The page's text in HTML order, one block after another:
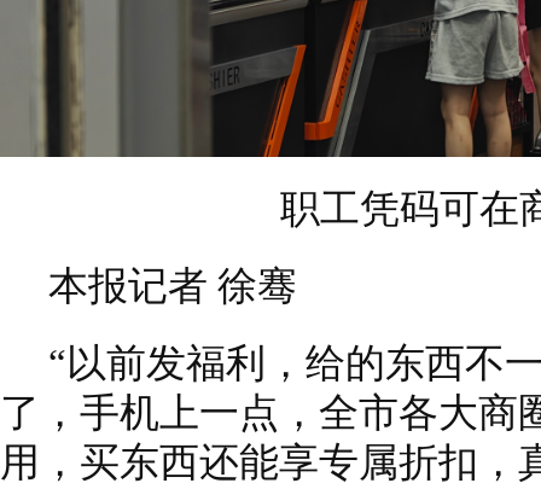
职工凭码可在
本报记者 徐骞
“以前发福利，给的东西不
了，手机上一点，全市各大商
用，买东西还能享专属折扣，